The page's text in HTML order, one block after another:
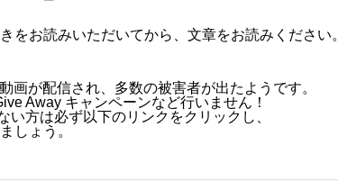
をお読みいただいてから、文章をお読みください。
画が配信され、多数の被害者が出たようです。
Away キャンペーンなど行いません！
方は必ず以下のリンクをクリックし、
しょう。